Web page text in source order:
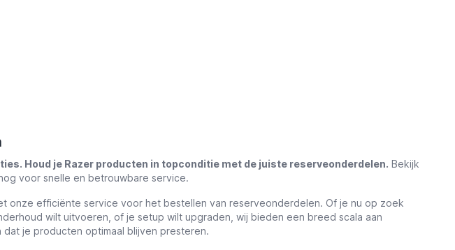
Houd je Razer producten in topconditie met de juiste reserveonderdelen. Bekijk
voor snelle en betrouwbare service.
onze efficiënte service voor het bestellen van reserveonderdelen. Of je nu op zoek
wilt uitvoeren, of je setup wilt upgraden, wij bieden een breed scala aan
je producten optimaal blijven presteren.